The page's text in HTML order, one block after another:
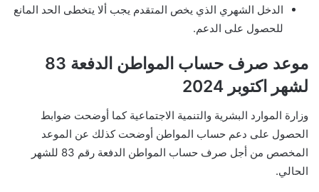
الدخل الشهري الذي يخص المتقدم يجب ألا يتخطى الحد المانع
للحصول على الدعم.
موعد صرف حساب المواطن الدفعة 83
لشهر اكتوبر 2024
وزارة الموارد البشرية والتنمية الاجتماعية كما أوضحت ضوابط
الحصول على دعم حساب المواطن أوضحت كذلك عن الموعد
المخصص من أجل صرف حساب المواطن الدفعة رقم 83 للشهر
الحالي.